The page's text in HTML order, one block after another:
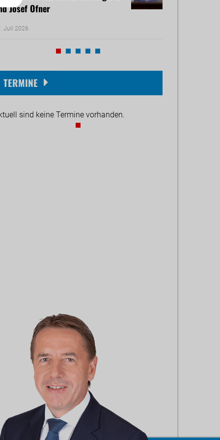
Josef Ofner
Juli 2026
Michael Reiner
TERMINE
sind keine Termine vorhanden.